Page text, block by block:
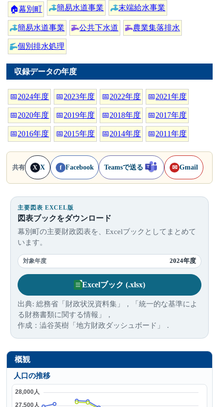
🏠幕別町 簡易水道事業 末端給水事業
簡易水道事業 公共下水道 農業集落排水
個別排水処理
収録データの年度
📅2024年度 📅2023年度 📅2022年度 📅2021年度
📅2020年度 📅2019年度 📅2018年度 📅2017年度
📅2016年度 📅2015年度 📅2014年度 📅2011年度
共有 X X f Facebook Teamsで送る ✉ Gmail
主要図表 EXCEL版
図表ブックをダウンロード
幕別町の主要財政図表を、Excelブックとしてまとめて
います。
対象年度 2024年度
Excelブック (.xlsx)
出典: 総務省「財政状況資料集」，「統一的な基準によ
る財務書類に関する情報」，
作成：澁谷英樹「地方財政ダッシュボード」．
概観
人口の推移